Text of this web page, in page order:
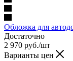
Обложка для
Достаточно
2 970 руб./шт
Варианты цен